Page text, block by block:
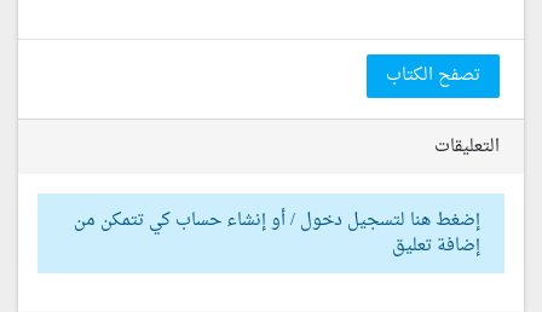
تصفح الكتاب
التعليقات
إضغط هنا لتسجيل دخول / أو إنشاء حساب كي تتمكن من
إضافة تعليق